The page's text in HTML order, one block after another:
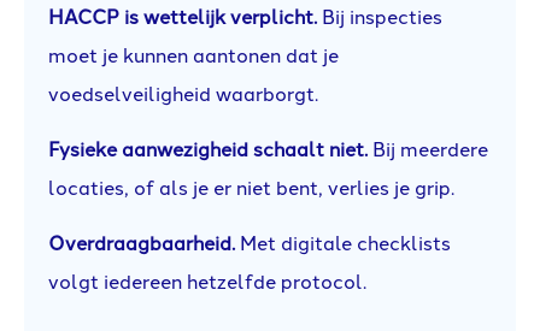
HACCP is wettelijk verplicht. Bij inspecties
moet je kunnen aantonen dat je
voedselveiligheid waarborgt.
Fysieke aanwezigheid schaalt niet. Bij meerdere
locaties, of als je er niet bent, verlies je grip.
Overdraagbaarheid. Met digitale checklists
volgt iedereen hetzelfde protocol.